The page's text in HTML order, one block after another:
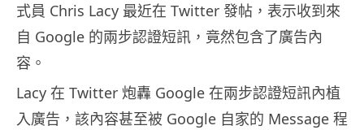
式員 Chris Lacy 最近在 Twitter 發帖，表示收到來
自 Google 的兩步認證短訊，竟然包含了廣告內
容。
Lacy 在 Twitter 炮轟 Google 在兩步認證短訊內植
入廣告，該內容甚至被 Google 自家的 Message 程